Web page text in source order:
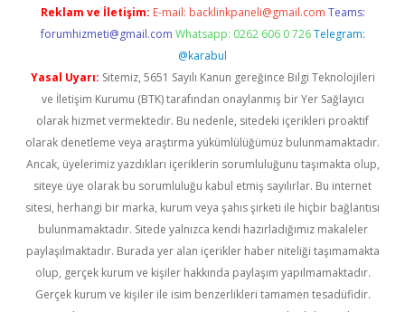
Reklam ve İletişim: E-mail: backlinkpaneli@gmail.com Teams:
forumhizmeti@gmail.com Whatsapp: 0262 606 0 726 Telegram:
@karabul
Yasal Uyarı: Sitemiz, 5651 Sayılı Kanun gereğince Bilgi Teknolojileri
ve İletişim Kurumu (BTK) tarafından onaylanmış bir Yer Sağlayıcı
olarak hizmet vermektedir. Bu nedenle, sitedeki içerikleri proaktif
olarak denetleme veya araştırma yükümlülüğümüz bulunmamaktadır.
Ancak, üyelerimiz yazdıkları içeriklerin sorumluluğunu taşımakta olup,
siteye üye olarak bu sorumluluğu kabul etmiş sayılırlar. Bu internet
sitesi, herhangi bir marka, kurum veya şahıs şirketi ile hiçbir bağlantısı
bulunmamaktadır. Sitede yalnızca kendi hazırladığımız makaleler
paylaşılmaktadır. Burada yer alan içerikler haber niteliği taşımamakta
olup, gerçek kurum ve kişiler hakkında paylaşım yapılmamaktadır.
Gerçek kurum ve kişiler ile isim benzerlikleri tamamen tesadüfidir.